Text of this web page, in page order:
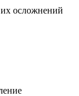
их осложнений